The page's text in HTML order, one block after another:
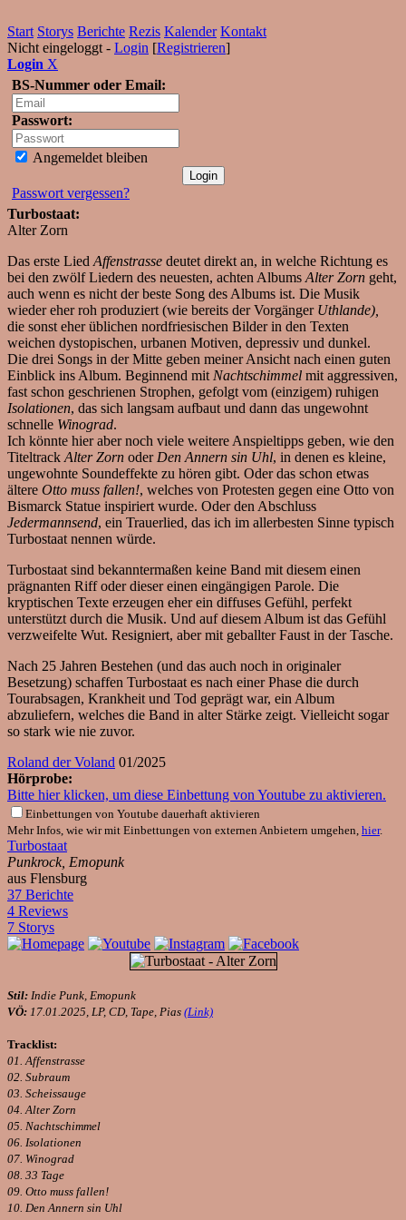
Start Storys Berichte Rezis Kalender Kontakt
Nicht eingeloggt - Login [Registrieren]
Login X
BS-Nummer oder Email:
Passwort:
Angemeldet bleiben
Passwort vergessen?
Turbostaat:
Alter Zorn
Das erste Lied Affenstrasse deutet direkt an, in welche Richtung es
bei den zwölf Liedern des neuesten, achten Albums Alter Zorn geht,
auch wenn es nicht der beste Song des Albums ist. Die Musik
wieder eher roh produziert (wie bereits der Vorgänger Uthlande),
die sonst eher üblichen nordfriesischen Bilder in den Texten
weichen dystopischen, urbanen Motiven, depressiv und dunkel.
Die drei Songs in der Mitte geben meiner Ansicht nach einen guten
Einblick ins Album. Beginnend mit Nachtschimmel mit aggressiven,
fast schon geschrienen Strophen, gefolgt vom (einzigem) ruhigen
Isolationen, das sich langsam aufbaut und dann das ungewohnt
schnelle Winograd.
Ich könnte hier aber noch viele weitere Anspieltipps geben, wie den
Titeltrack Alter Zorn oder Den Annern sin Uhl, in denen es kleine,
ungewohnte Soundeffekte zu hören gibt. Oder das schon etwas
ältere Otto muss fallen!, welches von Protesten gegen eine Otto von
Bismarck Statue inspiriert wurde. Oder den Abschluss
Jedermannsend, ein Trauerlied, das ich im allerbesten Sinne typisch
Turbostaat nennen würde.
Turbostaat sind bekanntermaßen keine Band mit diesem einen
prägnanten Riff oder dieser einen eingängigen Parole. Die
kryptischen Texte erzeugen eher ein diffuses Gefühl, perfekt
unterstützt durch die Musik. Und auf diesem Album ist das Gefühl
verzweifelte Wut. Resigniert, aber mit geballter Faust in der Tasche.
Nach 25 Jahren Bestehen (und das auch noch in originaler
Besetzung) schaffen Turbostaat es nach einer Phase die durch
Tourabsagen, Krankheit und Tod geprägt war, ein Album
abzuliefern, welches die Band in alter Stärke zeigt. Vielleicht sogar
so stark wie nie zuvor.
Roland der Voland 01/2025
Hörprobe:
Bitte hier klicken, um diese Einbettung von Youtube zu aktivieren.
Einbettungen von Youtube dauerhaft aktivieren
Mehr Infos, wie wir mit Einbettungen von externen Anbietern umgehen, hier.
Turbostaat
Punkrock, Emopunk
aus Flensburg
37 Berichte
4 Reviews
7 Storys
Stil: Indie Punk, Emopunk
VÖ: 17.01.2025, LP, CD, Tape, Pias (Link)
Tracklist:
01. Affenstrasse
02. Subraum
03. Scheissauge
04. Alter Zorn
05. Nachtschimmel
06. Isolationen
07. Winograd
08. 33 Tage
09. Otto muss fallen!
10. Den Annern sin Uhl